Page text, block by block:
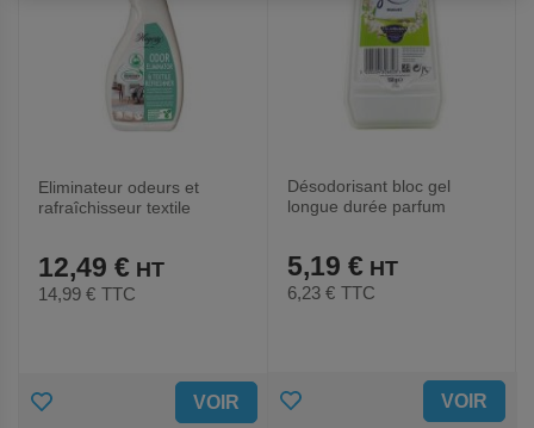
Eliminateur odeurs et
rafraîchisseur textile
12,49 €
14,99 € TTC
AJOUTER VOIR
Désodorisant bloc gel
longue durée parfum
5,19 €
6,23 € TTC
AJOUTER VOIR